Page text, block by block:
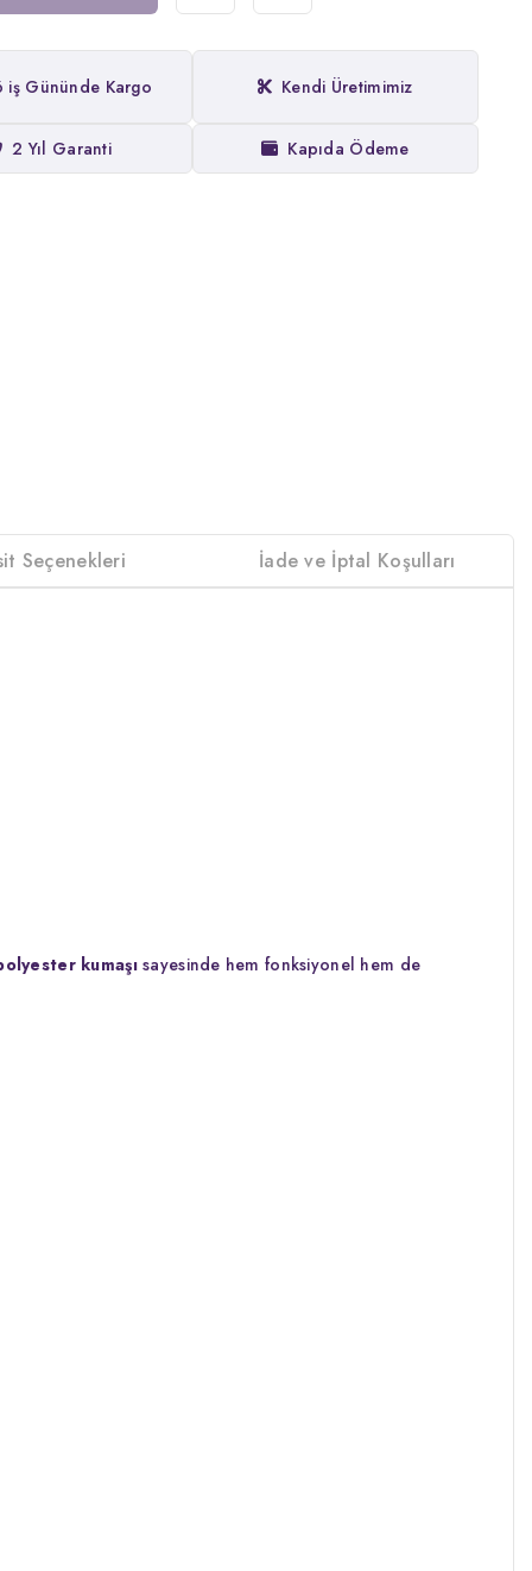
iş Gününde Kargo Kendi Üretimimiz
2 Yıl Garanti Kapıda Ödeme
Seçenekleri İade ve İptal Koşulları
kumaşısayesinde hem fonksiyonel hem de